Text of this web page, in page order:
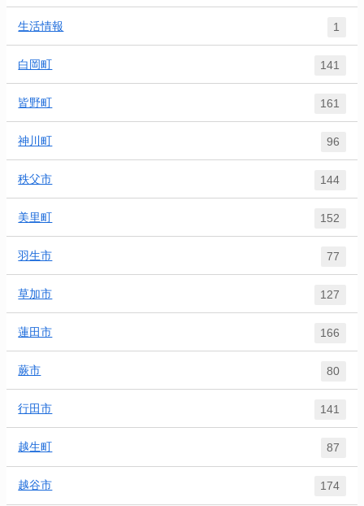
生活情報 1
白岡町 141
皆野町 161
神川町 96
秩父市 144
美里町 152
羽生市 77
草加市 127
蓮田市 166
蕨市 80
行田市 141
越生町 87
越谷市 174